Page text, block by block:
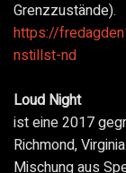
Grenzzustände).
https://
nstillst-nd
Loud Night
ist eine 2017
Richmond,
Mischung aus